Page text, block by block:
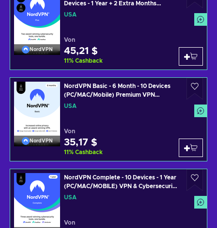
NordVPN
Devices - 1 Year + 2 Extra Months
(PC/MAC/MOBILE) VPN & Cybersecurity
USA
Von
45,21 $
11% Cashback
NordVPN
NordVPN Basic - 6 Month - 10 Devices
(PC/MAC/Mobile) Premium VPN
Software Subscription Key UNITED
USA
Von
35,17 $
11% Cashback
NordVPN Complete - 10 Devices - 1 Year
(PC/MAC/MOBILE) VPN & Cybersecurity
Software Subscription Key UNITED
USA
Von